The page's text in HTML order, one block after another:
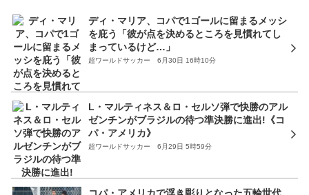
ディ・マリア、コパで1ゴールに留まるメッシ
を庇う「彼が点を決めるところを見慣れてし
まっているけど…」
超ワールドサッカー 6月30日 16時10分
L・マルティネス＆ロ・セルソ弾で快勝のアル
ゼンチンがブラジルの待つ準決勝に進出!《コ
パ・アメリカ》
超ワールドサッカー 6月29日 5時59分